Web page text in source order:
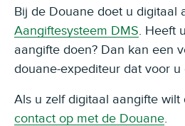
Bij de Douane doet u digitaal
Aangiftesysteem DMS . Heeft
aangifte doen? Dan kan een
douane-expediteur dat voor u
Als u zelf digitaal aangifte wilt
contact op met de Douane